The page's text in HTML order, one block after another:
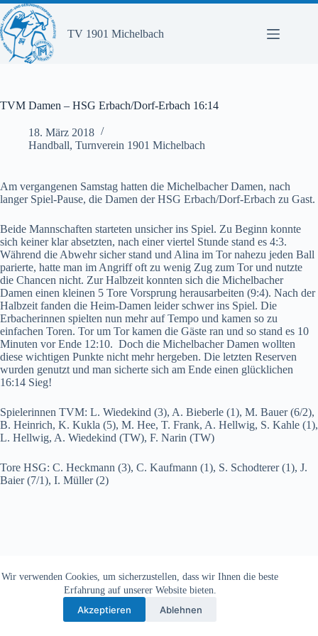
Zum
Inhalt
springen
Wir verwenden Cookies, um sicherzustellen, dass wir Ihnen die beste
Erfahrung auf unserer Website bieten.
Akzeptieren Ablehnen
TV 1901 Michelbach
TVM Damen – HSG Erbach/Dorf-Erbach 16:14
18. März 2018
Handball, Turnverein 1901 Michelbach
Am vergangenen Samstag hatten die Michelbacher Damen, nach
langer Spiel-Pause, die Damen der HSG Erbach/Dorf-Erbach zu Gast.
Beide Mannschaften starteten unsicher ins Spiel. Zu Beginn konnte
sich keiner klar absetzten, nach einer viertel Stunde stand es 4:3.
Während die Abwehr sicher stand und Alina im Tor nahezu jeden Ball
parierte, hatte man im Angriff oft zu wenig Zug zum Tor und nutzte
die Chancen nicht. Zur Halbzeit konnten sich die Michelbacher
Damen einen kleinen 5 Tore Vorsprung herausarbeiten (9:4). Nach der
Halbzeit fanden die Heim-Damen leider schwer ins Spiel. Die
Erbacherinnen spielten nun mehr auf Tempo und kamen so zu
einfachen Toren. Tor um Tor kamen die Gäste ran und so stand es 10
Minuten vor Ende 12:10. Doch die Michelbacher Damen wollten
diese wichtigen Punkte nicht mehr hergeben. Die letzten Reserven
wurden genutzt und man sicherte sich am Ende einen glücklichen
16:14 Sieg!
Spielerinnen TVM: L. Wiedekind (3), A. Bieberle (1), M. Bauer (6/2),
B. Heinrich, K. Kukla (5), M. Hee, T. Frank, A. Hellwig, S. Kahle (1),
L. Hellwig, A. Wiedekind (TW), F. Narin (TW)
Tore HSG: C. Heckmann (3), C. Kaufmann (1), S. Schodterer (1), J.
Baier (7/1), I. Müller (2)
Copyright © 2026 - TV Michelbach 1901 e.V.